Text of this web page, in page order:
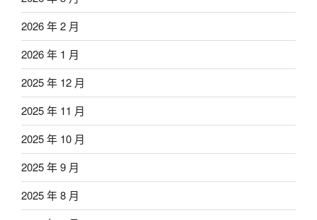
2026 年 2 月
2026 年 1 月
2025 年 12 月
2025 年 11 月
2025 年 10 月
2025 年 9 月
2025 年 8 月